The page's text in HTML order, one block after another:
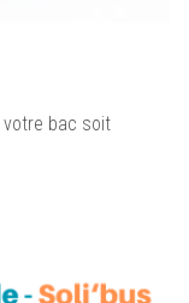
votre bac soit